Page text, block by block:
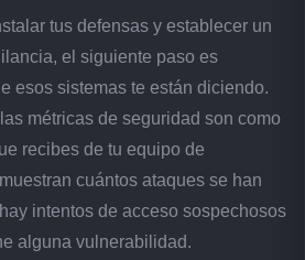
tus defensas y establecer un
el siguiente paso es
esos sistemas te están diciendo.
las métricas de seguridad son como
recibes de tu equipo de
cuántos ataques se han
intentos de acceso sospechosos
alguna vulnerabilidad.